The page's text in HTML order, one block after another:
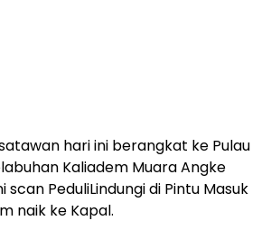
hari ini berangkat ke Pulau
Kaliadem Muara Angke
PeduliLindungi di Pintu Masuk
naik ke Kapal.